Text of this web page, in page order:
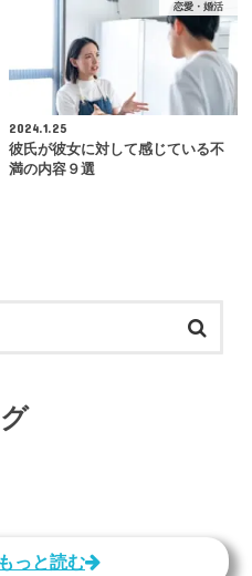
恋愛・婚活
2024.1.25
彼氏が彼女に対して感じている不
満の内容９選
っと読む